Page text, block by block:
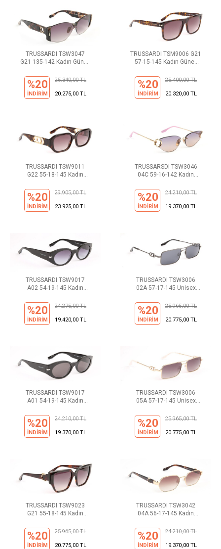
TRUSSARDI TSW3047
G21 135-142 Kadın Güneş
%20
İNDİRİM
25.340,00 TL
20.275,00 TL
TRUSSARDI TSM9006 G21
57-15-145 Kadın Güneş
%20
İNDİRİM
25.400,00 TL
20.320,00 TL
TRUSSARDI TSW9011
G22 55-18-145 Kadın
%20
İNDİRİM
29.905,00 TL
23.925,00 TL
TRUSSARSDI TSW3046
04C 59-16-142 Kadın
%20
İNDİRİM
24.210,00 TL
19.370,00 TL
TRUSSARDI TSW9017
A02 54-19-145 Kadın
%20
İNDİRİM
24.275,00 TL
19.420,00 TL
TRUSSARDI TSW3006
02A 57-17-145 Unisex
%20
İNDİRİM
25.965,00 TL
20.775,00 TL
TRUSSARDI TSW9017
A01 54-19-145 Kadın
%20
İNDİRİM
24.210,00 TL
19.370,00 TL
TRUSSARDI TSW3006
05A 57-17-145 Unisex
%20
İNDİRİM
25.965,00 TL
20.775,00 TL
TRUSSARDI TSW9023
G21 55-18-145 Kadın
%20
İNDİRİM
25.965,00 TL
20.775,00 TL
TRUSSARDI TSW3042
04A 56-17-145 Kadın
%20
İNDİRİM
24.210,00 TL
19.370,00 TL